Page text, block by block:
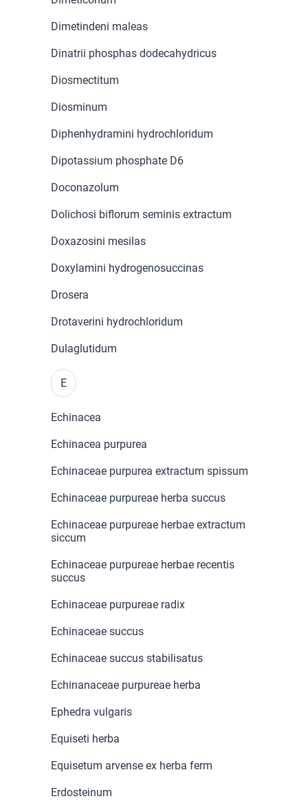
Dimetindeni maleas
Dinatrii phosphas dodecahydricus
Diosmectitum
Diosminum
Diphenhydramini hydrochloridum
Dipotassium phosphate D6
Doconazolum
Dolichosi biflorum seminis extractum
Doxazosini mesilas
Doxylamini hydrogenosuccinas
Drosera
Drotaverini hydrochloridum
Dulaglutidum
E
Echinacea
Echinacea purpurea
Echinaceae purpurea extractum spissum
Echinaceae purpureae herba succus
Echinaceae purpureae herbae extractum
siccum
Echinaceae purpureae herbae recentis
succus
Echinaceae purpureae radix
Echinaceae succus
Echinaceae succus stabilisatus
Echinanaceae purpureae herba
Ephedra vulgaris
Equiseti herba
Equisetum arvense ex herba ferm
Erdosteinum